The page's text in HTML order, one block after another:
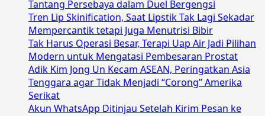
Tantang Persebaya dalam Duel Bergengsi
Tren Lip Skinification, Saat Lipstik Tak Lagi Sekadar
Mempercantik tetapi Juga Menutrisi Bibir
Tak Harus Operasi Besar, Terapi Uap Air Jadi Pilihan
Modern untuk Mengatasi Pembesaran Prostat
Adik Kim Jong Un Kecam ASEAN, Peringatkan Asia
Tenggara agar Tidak Menjadi “Corong” Amerika
Serikat
Akun WhatsApp Ditinjau Setelah Kirim Pesan ke